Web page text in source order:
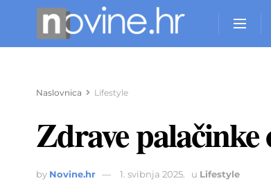
Naslovnica Lifestyle
Zdrave palačinke
by Novine.hr 1. svibnja 2025. u Lifestyle